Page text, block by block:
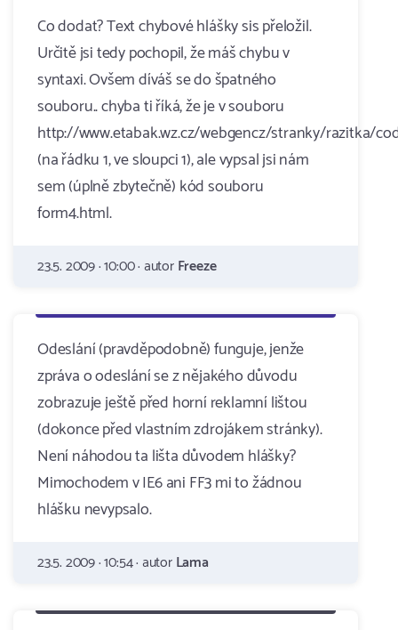
Co dodat? Text chybové hlášky sis přeložil.
Určitě jsi tedy pochopil, že máš chybu v
syntaxi. Ovšem díváš se do špatného
souboru.. chyba ti říká, že je v souboru
http://www.etabak.wz.cz/webgencz/stranky/razitka/
(na řádku 1, ve sloupci 1), ale vypsal jsi nám
sem (úplně zbytečně) kód souboru
form4.html.
23.5. 2009 · 10:00 · autorFreeze
Odeslání (pravděpodobně) funguje, jenže
zpráva o odeslání se z nějakého důvodu
zobrazuje ještě před horní reklamní lištou
(dokonce před vlastním zdrojákem stránky).
Není náhodou ta lišta důvodem hlášky?
Mimochodem v IE6 ani FF3 mi to žádnou
hlášku nevypsalo.
23.5. 2009 · 10:54 · autorLama